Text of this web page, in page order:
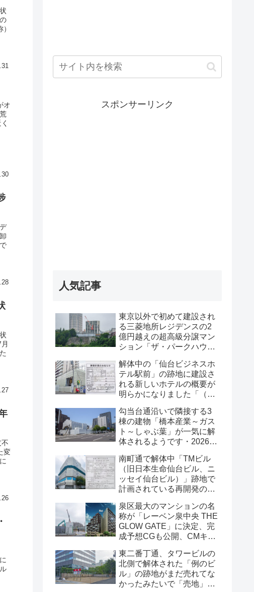
オ
変
スポンサーリンク
人気記事
東京以外で初めて建設され
る三菱地所レジデンスの2
億円越えの超高級分譲マン
ション「ザ・パークハウス
上がってきました・2026 年
8月
解体中の「仙台ビジネスホ
テル駅前」の跡地に建設さ
れる新しいホテルの概要が
明らかになりました「（仮
築工事」・2026年7月
勾当台通沿いで隣接する3
棟の建物「橋本産業～ガス
ト～しゃぶ葉」が一気に解
体されるようです・2026年
南町通で解体中「TMビル
（旧日本生命仙台ビル、ニ
ッセイ仙台ビル）」跡地で
計画されている再開発の
掲示されていました・2026
年7月
泉区最大のマンションの名
称が「レーベン泉中央 THE
GLOW GATE」に決定、完
成予想CGも公開、CMキャ
チマンが起用されました・
2026年7月
東二番丁通、タワービルの
北側で解体された「例のビ
ル」の跡地がまだ売れてな
かったみたいで「売地」の